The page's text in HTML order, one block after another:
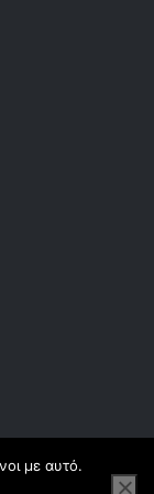
με αυτό.